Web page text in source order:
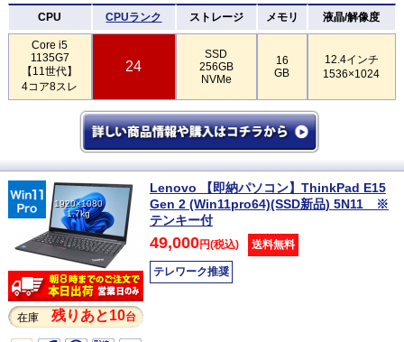
CPU CPUランク ストレージ メモリ 液晶/解像度
Core i5
1135G7
【11世代】
4コア8スレ
24
SSD
256GB
NVMe
16
GB
12.4インチ
1536×1024
1920×1080
1.7kg
在庫 残りあと10台
Lenovo 【即納パソコン】ThinkPad E15
Gen 2 (Win11pro64)(SSD新品) 5N11 ※
テンキー付
49,000円(税込) 送料無料
テレワーク推奨